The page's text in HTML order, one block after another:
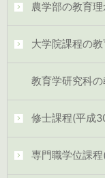
農学部の教育
大学院課程の
教育学研究科
修士課程(平成
専門職学位課